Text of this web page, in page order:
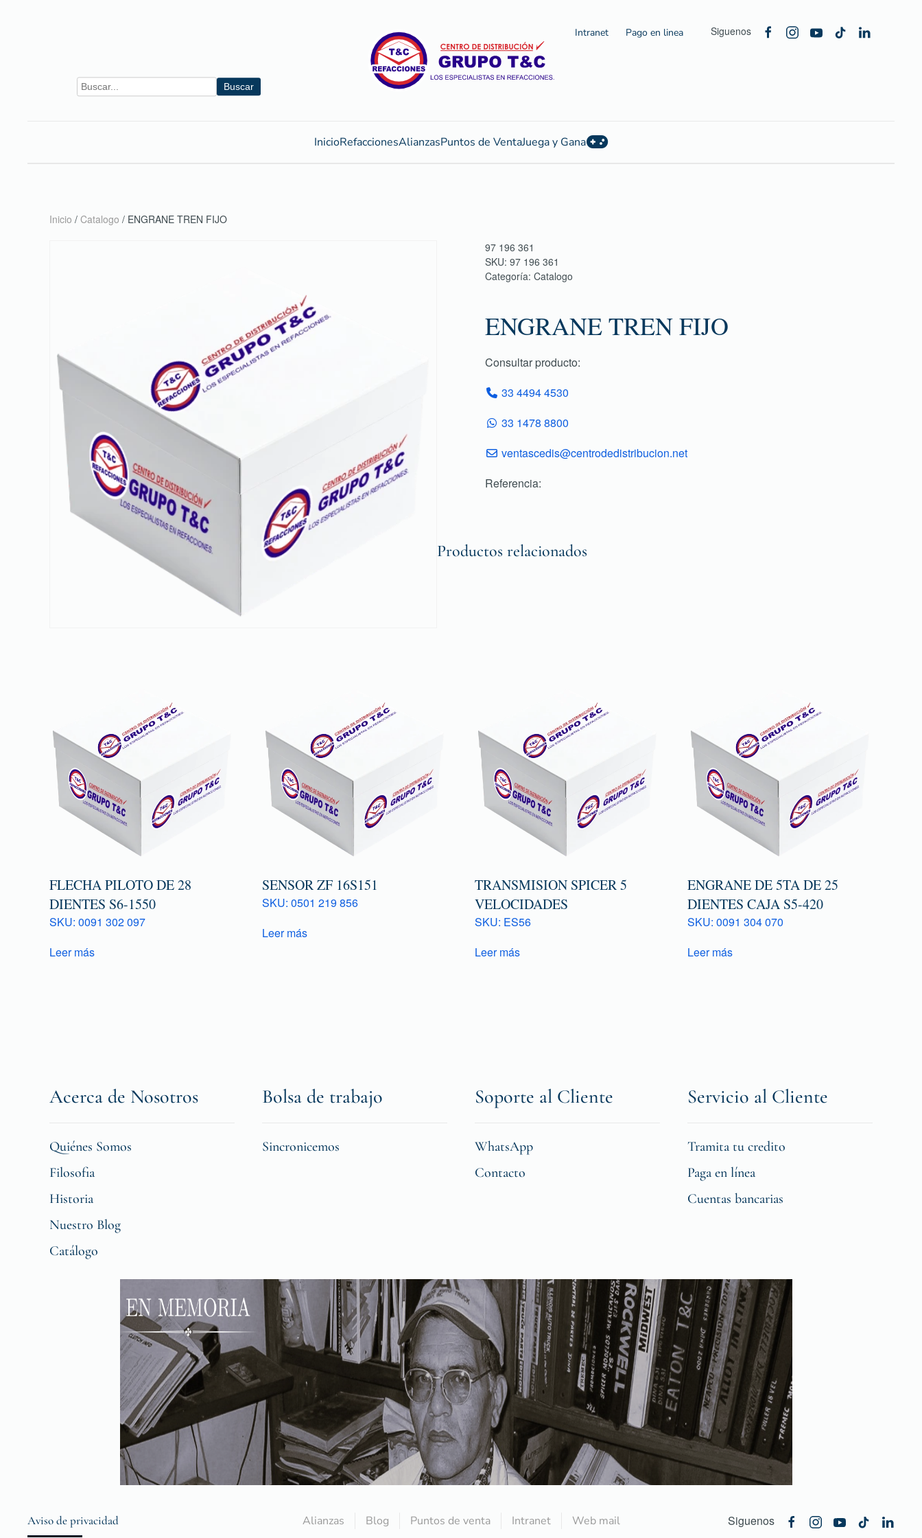
Buscar
Intranet Pago en linea Siguenos
InicioRefaccionesAlianzasPuntos de VentaJuega y Gana
Inicio / Catalogo / ENGRANE TREN FIJO
97 196 361
SKU: 97 196 361
Categoría: Catalogo
ENGRANE TREN FIJO
Consultar producto:
33 4494 4530
33 1478 8800
ventascedis@centrodedistribucion.net
Referencia:
Productos relacionados
FLECHA PILOTO DE 28
DIENTES S6-1550
SKU: 0091 302 097
Leer más
SENSOR ZF 16S151
SKU: 0501 219 856
Leer más
TRANSMISION SPICER 5
VELOCIDADES
SKU: ES56
Leer más
ENGRANE DE 5TA DE 25
DIENTES CAJA S5-420
SKU: 0091 304 070
Leer más
Acerca de Nosotros
Quiénes Somos
Filosofia
Historia
Nuestro Blog
Catálogo
Bolsa de trabajo
Sincronicemos
Soporte al Cliente
WhatsApp
Contacto
Servicio al Cliente
Tramita tu credito
Paga en línea
Cuentas bancarias
Aviso de privacidad Alianzas Blog Puntos de venta Intranet Web mail Siguenos